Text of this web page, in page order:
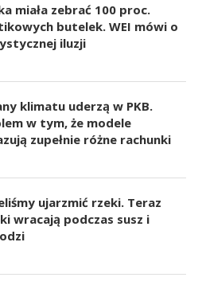
miała zebrać 100 proc.
butelek. WEI mówi o
iluzji
klimatu uderzą w PKB.
w tym, że modele
zupełnie różne rachunki
ujarzmić rzeki. Teraz
wracają podczas susz i